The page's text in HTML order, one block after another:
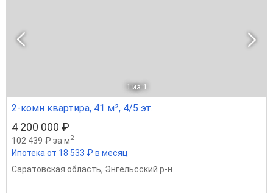
1 из 1
2-комн квартира, 41 м², 4/5 эт.
4 200 000 ₽
102 439 ₽ за м2
Ипотека от 18 533 ₽ в месяц
Саратовская область, Энгельсский р-н